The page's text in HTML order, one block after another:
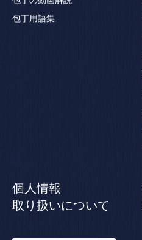
包丁用語集
個人情報
取り扱いについて